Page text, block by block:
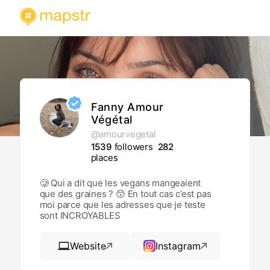
Fanny Amour
Végétal
@amourvegetal
1539 followers 282
places
🥲 Qui a dit que les vegans mangeaient
que des graines ? 😙 En tout cas c’est pas
moi parce que les adresses que je teste
sont INCROYABLES
Website Instagram